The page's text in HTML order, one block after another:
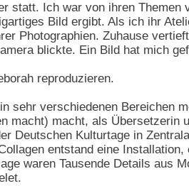
statt. Ich war von ihren
Bild ergibt. Als ich ihr
Photographien. Zuhause
blickte. Ein Bild hat mich
reproduzieren.
sehr verschiedenen Bereichen
macht) macht, als Übersetzerin
Deutschen Kulturtage in
entstand eine
waren Tausende Details aus